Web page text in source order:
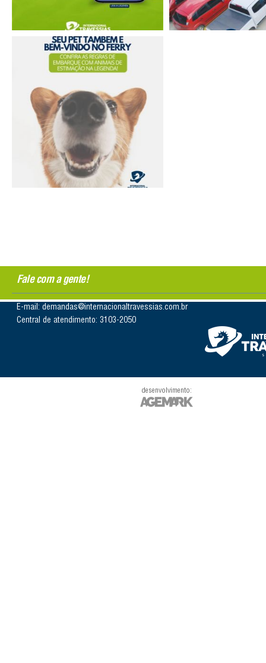
Fale com a gente!
E-mail: demandas@internacionaltravessias.com.br
Central de atendimento: 3103-2050
desenvolvimento: